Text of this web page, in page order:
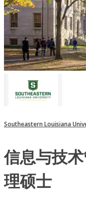
Southeastern Louisiana
信息与技
理硕士